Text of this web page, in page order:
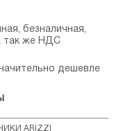
безналичная,
так же НДС
дешевле
ARIZZI